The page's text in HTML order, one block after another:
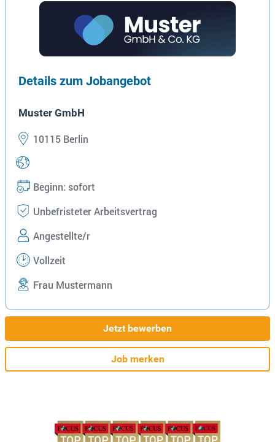
Details zum Jobangebot
Muster GmbH
10115 Berlin
Beginn: sofort
Unbefristeter Arbeitsvertrag
Angestellte/r
Vollzeit
Frau Mustermann
Jetzt bewerben
Job merken